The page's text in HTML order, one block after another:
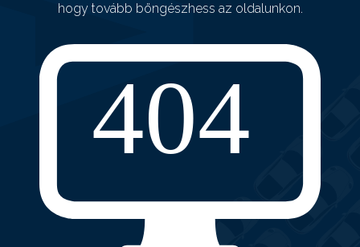
hogy tovább böngészhess az oldalunkon.